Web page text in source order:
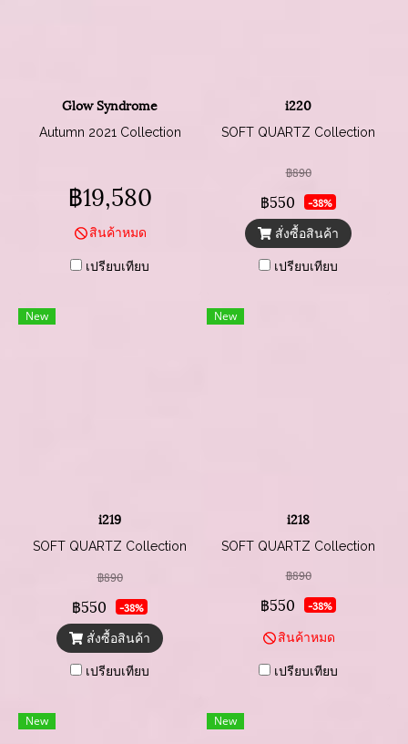
Glow Syndrome
Autumn 2021 Collection
฿19,580
สินค้าหมด
เปรียบเทียบ
i220
SOFT QUARTZ Collection
฿890
฿550 -38%
สั่งซื้อสินค้า
เปรียบเทียบ
New
i219
SOFT QUARTZ Collection
฿890
฿550 -38%
สั่งซื้อสินค้า
เปรียบเทียบ
New
i218
SOFT QUARTZ Collection
฿890
฿550 -38%
สินค้าหมด
เปรียบเทียบ
New New